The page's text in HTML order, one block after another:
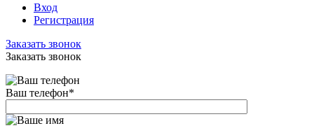
Вход
Регистрация
Заказать звонок
Заказать звонок
Ваш телефон*